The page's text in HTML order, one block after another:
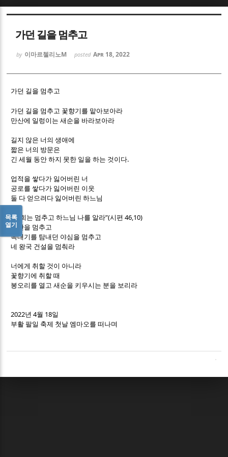
가던 길을 멈추고
by 이마르첼리노M posted Apr 18, 2022
가던 길을 멈추고
가던 길을 멈추고 꽃향기를 맡아보아라
만산에 일렁이는 새순을 바라보아라
길지 않은 너의 생애에
짧은 너의 방문은
긴 세월 동안 하지 못한 일을 하는 것이다.
업적을 쌓다가 잃어버린 너
공로를 쌓다가 잃어버린 이웃
둘 다 얻으려다 잃어버린 하느님
“너희는 멈추고 하느님 나를 알라”(시편46,10)
계산을 멈추고
꼭대기를 탐내던 야심을 멈추고
네 왕국 건설을 멈춰라
너에게 취할 것이 아니라
꽃향기에 취할 때
봉오리를 열고 새순을 키우시는 분을 보리라
2022년4월 18일
부활 팔일 축제 첫날 엠마오를 떠나며
목록
열기
Sketchbook5, 스케치북5
Sketchbook5, 스케치북5
Sketchbook5, 스케치북5
Sketchbook5, 스케치북5